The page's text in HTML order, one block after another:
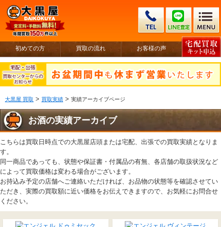
初めての方 買取の流れ お客様の声
大黒屋 買取 > 買取実績 > 実績アーカイブページ
お酒の実績アーカイブ
こちらは買取日時点での大黒屋店頭または宅配、出張での買取実績となりま
す。
同一商品であっても、状態や保証書・付属品の有無、各店舗の取扱状況など
によって買取価格は変わる場合がございます。
お持込み予定の店舗へご連絡いただければ、お品物の状態等を確認させてい
ただき、実際の買取額に近い価格をお伝えできますので、お気軽にお問合せ
ください。